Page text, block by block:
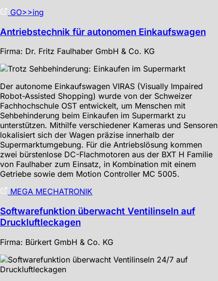
GO>>ing
Antriebstechnik für autonomen Einkaufswagen
Firma: Dr. Fritz Faulhaber GmbH & Co. KG
Der autonome Einkaufswagen VIRAS (Visually Impaired
Robot-Assisted Shopping) wurde von der Schweizer
Fachhochschule OST entwickelt, um Menschen mit
Sehbehinderung beim Einkaufen im Supermarkt zu
unterstützen. Mithilfe verschiedener Kameras und Sensoren
lokalisiert sich der Wagen präzise innerhalb der
Supermarktumgebung. Für die Antriebslösung kommen
zwei bürstenlose DC-Flachmotoren aus der BXT H Familie
von Faulhaber zum Einsatz, in Kombination mit einem
Getriebe sowie dem Motion Controller MC 5005.
MEGA MECHATRONIK
Softwarefunktion überwacht Ventilinseln auf
Druckluftleckagen
Firma: Bürkert GmbH & Co. KG